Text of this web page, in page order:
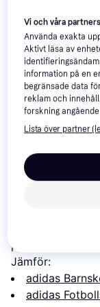
Trendande
adidas Predator
League Indoor
Fotbollsskor -
Barn
Om
priset just nu
Jämför:
adidas
adidas
Vi och våra
Använda exakta
Aktivt läsa av
information på en
begränsade data
reklam och
forskning
Lista över partner